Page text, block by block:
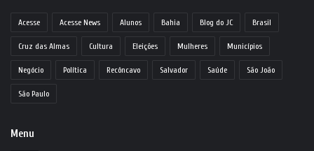
Acesse Acesse News Alunos Bahia Blog do JC Brasil
Cruz das Almas Cultura Eleições Mulheres Municípios
Negócio Política Recôncavo Salvador Saúde São João
São Paulo
Menu